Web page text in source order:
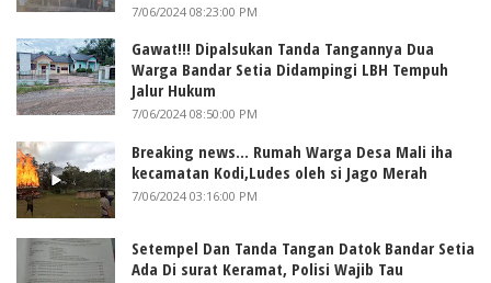
7/06/2024 08:23:00 PM
Gawat!!! Dipalsukan Tanda Tangannya Dua
Warga Bandar Setia Didampingi LBH Tempuh
Jalur Hukum
7/06/2024 08:50:00 PM
Breaking news... Rumah Warga Desa Mali iha
kecamatan Kodi,Ludes oleh si Jago Merah
7/06/2024 03:16:00 PM
Setempel Dan Tanda Tangan Datok Bandar Setia
Ada Di surat Keramat, Polisi Wajib Tau